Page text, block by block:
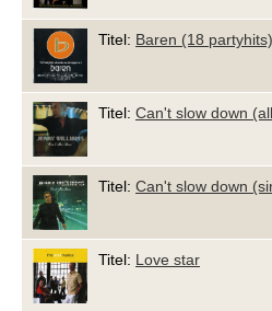
Titel: Baren (18 partyhits)
Titel: Can't slow down
Titel: Can't slow down
Titel: Love star